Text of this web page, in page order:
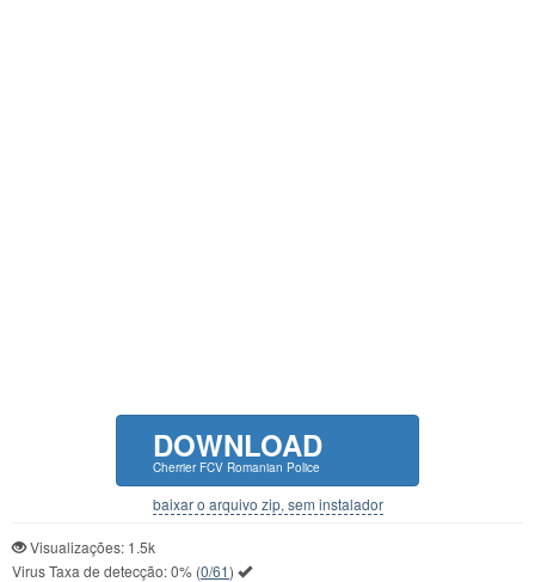
DOWNLOAD
Cherrier FCV Romanian Police
baixar o arquivo zip, sem instalador
Visualizações: 1.5k
Virus Taxa de detecção:0% (0/61)